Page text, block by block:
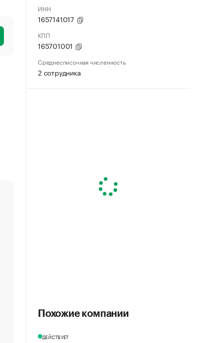
Стресс обеспеченных людей: почему рост доходов
ИНН
1657141017
КПП
165701001
Среднесписочная численность
2 сотрудника
Похожие компании
ДЕЙСТВУЕТ